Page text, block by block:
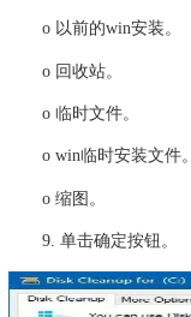
o 以前的win安装。
o 回收站。
o 临时文件。
o win临时安装文件。
o 缩图。
9. 单击确定按钮。